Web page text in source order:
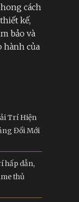
cách
kế,
bảo và
hành của
Trí Hiện
Đổi Mới
hấp dẫn,
thủ